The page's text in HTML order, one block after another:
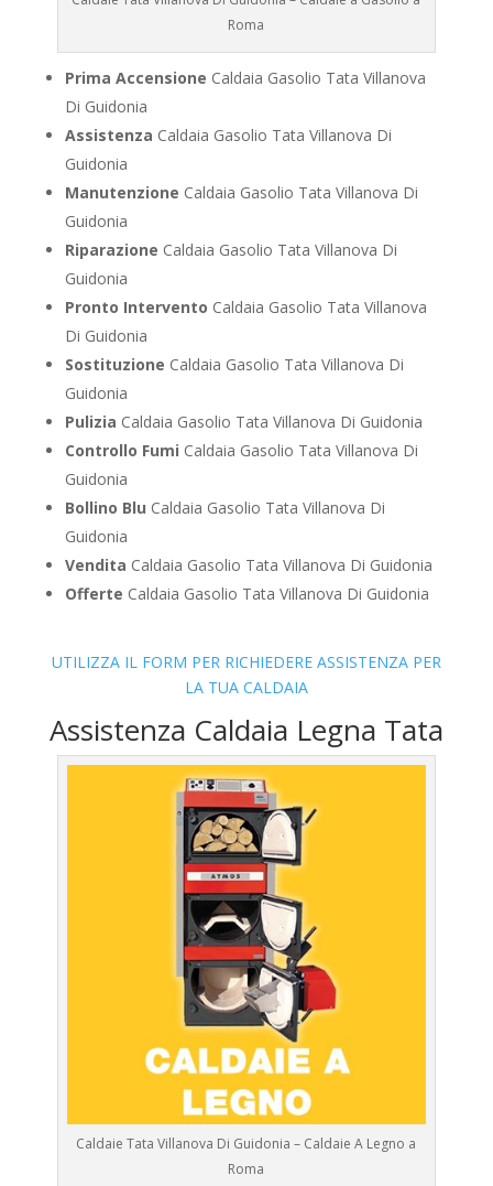
Roma
Prima Accensione Caldaia Gasolio Tata Villanova
Di Guidonia
Assistenza Caldaia Gasolio Tata Villanova Di
Guidonia
Manutenzione Caldaia Gasolio Tata Villanova Di
Guidonia
Riparazione Caldaia Gasolio Tata Villanova Di
Guidonia
Pronto Intervento Caldaia Gasolio Tata Villanova
Di Guidonia
Sostituzione Caldaia Gasolio Tata Villanova Di
Guidonia
Pulizia Caldaia Gasolio Tata Villanova Di Guidonia
Controllo Fumi Caldaia Gasolio Tata Villanova Di
Guidonia
Bollino Blu Caldaia Gasolio Tata Villanova Di
Guidonia
Vendita Caldaia Gasolio Tata Villanova Di Guidonia
Offerte Caldaia Gasolio Tata Villanova Di Guidonia
UTILIZZA IL FORM PER RICHIEDERE ASSISTENZA PER
LA TUA CALDAIA
Assistenza Caldaia Legna Tata
Caldaie Tata Villanova Di Guidonia – Caldaie A Legno a
Roma